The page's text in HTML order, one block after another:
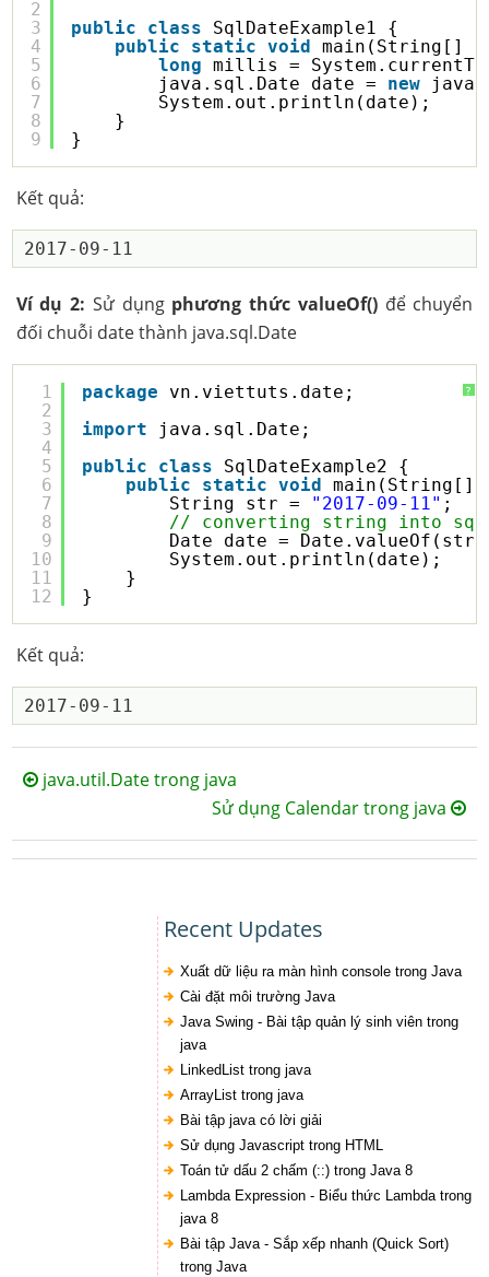
2
3
4
5
6
7
8
9
public
class
SqlDateExample1 {
public
static void
main(String[]
long
millis =
java.sql.Date date = new
System.out.println(date);
}
}
Kết quả:
Ví dụ 2: Sử dụng phương thức valueOf()để chuyển
đối chuỗi date thành java.sql.Date
?
1
2
3
4
5
6
7
8
9
10
11
12
package
vn.viettuts.date;
import
java.sql.Date;
public
class
SqlDateExample2 {
public
static void
main(String[]
String str = "2017-09-11" ;
// converting string into sql
Date date =
System.out.println(date);
}
}
Kết quả:
java.util.Date trong java
Sử dụng Calendar trong java
Recent Updates
Xuất dữ liệu ra màn hình console trong Java
Cài đặt môi trường Java
Java Swing - Bài tập quản lý sinh viên trong
java
LinkedList trong java
ArrayList trong java
Bài tập java có lời giải
Sử dụng Javascript trong HTML
Toán tử dấu 2 chấm (::) trong Java 8
Lambda Expression - Biểu thức Lambda trong
java 8
Bài tập Java - Sắp xếp nhanh (Quick Sort)
trong Java